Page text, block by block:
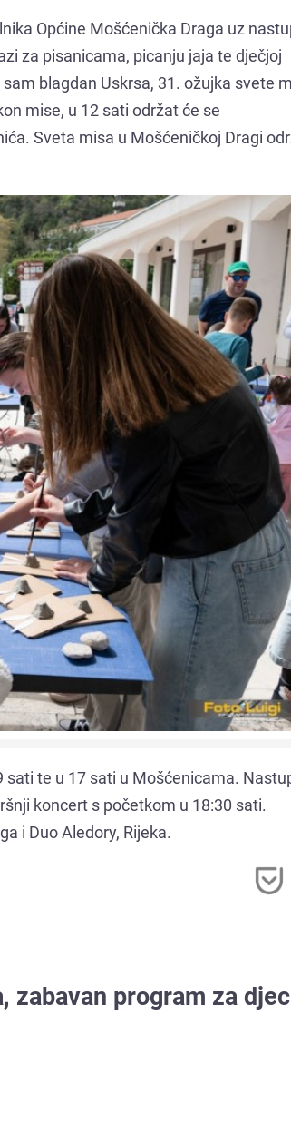
Općine Mošćenička Draga uz
za pisanicama, picanju jaja te dječjoj
blagdan Uskrsa, 31. ožujka svete
mise, u 12 sati održat će se
Sveta misa u Mošćeničkoj Dragi
sati te u 17 sati u Mošćenicama.
koncert s početkom u 18:30 sati.
i Duo Aledory, Rijeka.
zabavan program za